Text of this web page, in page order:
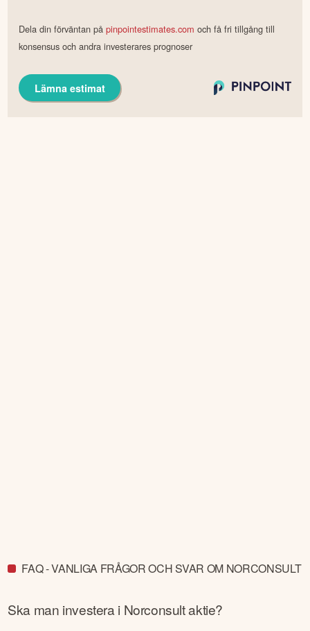
Dela din förväntan påpinpointestimates.com och få fri tillgång till
konsensus och andra investerares prognoser
Lämna estimat
FAQ - VANLIGA FRÅGOR OCH SVAR OM NORCONSULT
Ska man investera i Norconsultaktie?